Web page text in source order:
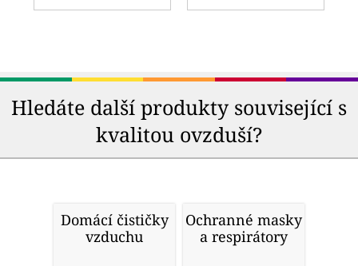
Hledáte další produkty související s
kvalitou ovzduší?
Domácí čističky
vzduchu
Ochranné masky
a respirátory